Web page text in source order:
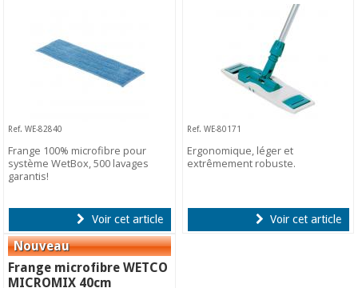
Ref. WE-82840
Frange 100% microfibre pour
système WetBox, 500 lavages
garantis!
Voir cet article
Ref. WE-80171
Ergonomique, léger et
extrêmement robuste.
Voir cet article
Frange microfibre WETCO
MICROMIX 40cm